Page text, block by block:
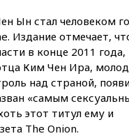
Ын стал человеком
Издание отмечает,
в конце 2011 года,
Ким Чен Ира,
над страной,
«самым
этот титул ему и
The Onion.